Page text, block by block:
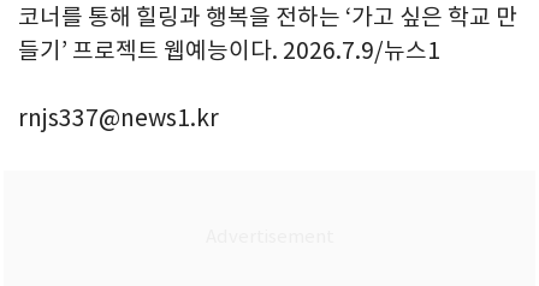
코너를 통해 힐링과 행복을 전하는 ‘가고 싶은 학교 만
들기’ 프로젝트 웹예능이다. 2026.7.9/뉴스1
rnjs337@news1.kr